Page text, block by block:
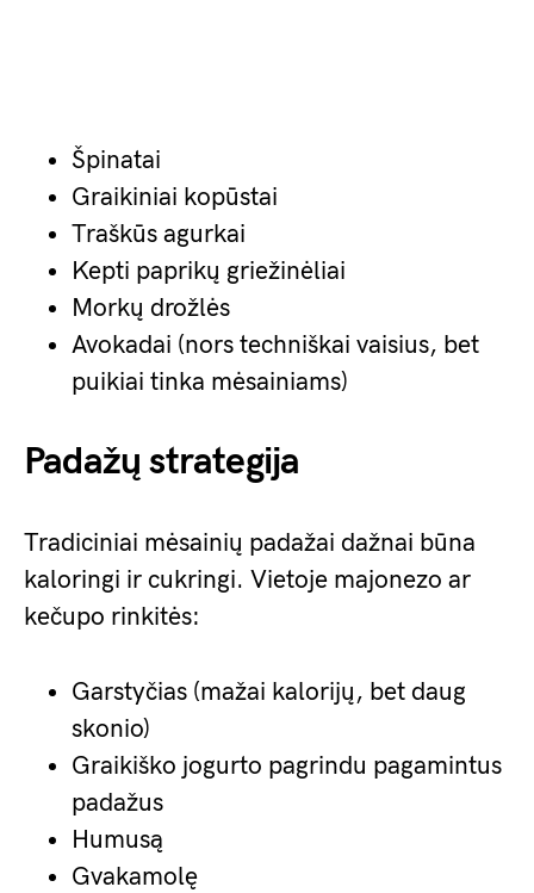
Špinatai
Graikiniai kopūstai
Traškūs agurkai
Kepti paprikų griežinėliai
Morkų drožlės
Avokadai (nors techniškai vaisius, bet
puikiai tinka mėsainiams)
Padažų strategija
Tradiciniai mėsainių padažai dažnai būna
kaloringi ir cukringi. Vietoje majonezo ar
kečupo rinkitės:
Garstyčias (mažai kalorijų, bet daug
skonio)
Graikiško jogurto pagrindu pagamintus
padažus
Humusą
Gvakamolę